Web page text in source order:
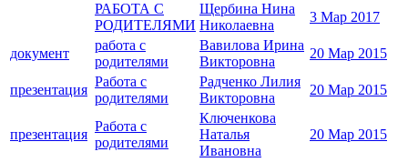
РАБОТА С
РОДИТЕЛЯМИ
Щербина Нина
Николаевна
3 Мар 2017
документ
работа с
родителями
Вавилова Ирина
Викторовна
20 Мар 2015
презентация
Работа с
родителями
Радченко Лилия
Викторовна
20 Мар 2015
презентация
Работа с
родителями
Ключенкова
Наталья
Ивановна
20 Мар 2015